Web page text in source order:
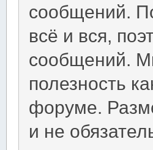
сообщений.
всё и вся,
сообщений.
полезность
форуме.
и не